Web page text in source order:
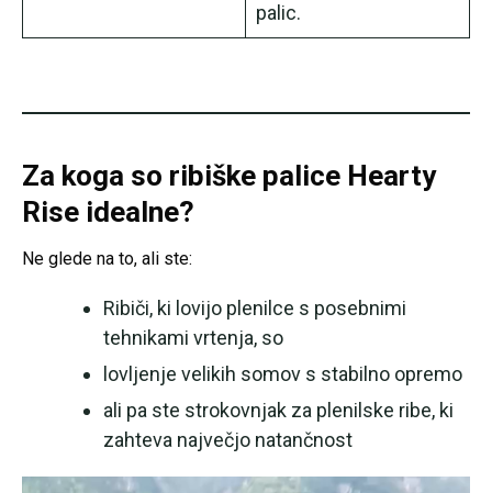
palic.
Za koga so ribiške palice Hearty
Rise idealne?
Ne glede na to, ali ste:
Ribiči, ki lovijo plenilce s posebnimi
tehnikami vrtenja, so
lovljenje velikih somov s stabilno opremo
ali pa ste strokovnjak za plenilske ribe, ki
zahteva največjo natančnost